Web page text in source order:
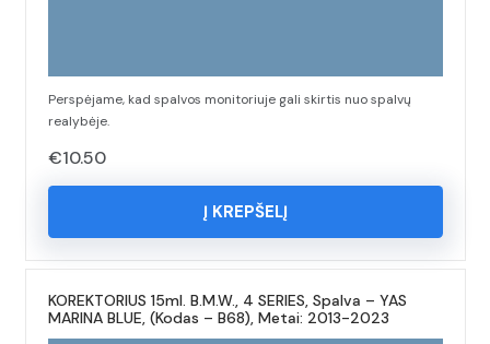
Perspėjame, kad spalvos monitoriuje gali skirtis nuo spalvų
realybėje.
€10.50
Į KREPŠELĮ
KOREKTORIUS 15ml. B.M.W., 4 SERIES, Spalva – YAS
MARINA BLUE, (Kodas – B68), Metai: 2013-2023